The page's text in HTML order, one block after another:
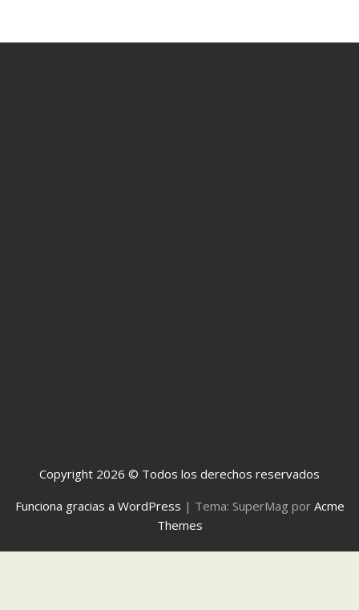
Copyright 2026 © Todos los derechos reservados
Funciona gracias a WordPress | Tema: SuperMag por Acme
Themes